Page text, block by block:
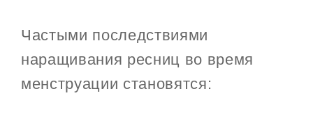
Частыми последствиями
наращивания ресниц во время
менструации становятся: